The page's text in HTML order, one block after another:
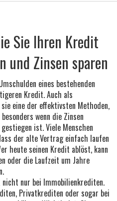
Sie Ihren Kredit
und Zinsen sparen
eines bestehenden
Kredit. Auch als
eine der effektivsten Methoden,
wenn die Zinsen
ist.Viele Menschen
der alte Vertrag einfach laufen
heute seinen Kredit ablöst, kann
oder die Laufzeit um Jahre
nur bei Immobilienkrediten.
Privatkrediten oder sogar bei